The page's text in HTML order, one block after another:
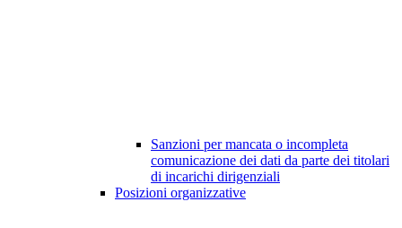
Sanzioni per mancata o incompleta
comunicazione dei dati da parte dei titolari
di incarichi dirigenziali
Posizioni organizzative